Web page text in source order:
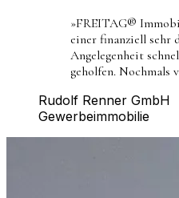
»FREITAG®
einer finanziell sehr
Angelegenheit
geholfen. Nochmals
Rudolf Renner GmbH
Gewerbeimmobilie